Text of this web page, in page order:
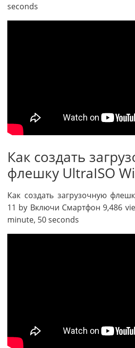
seconds
Как создать
флешку UltraISO
Как создать загрузочную
11 by Включи Смартфон 9,486
minute, 50 seconds